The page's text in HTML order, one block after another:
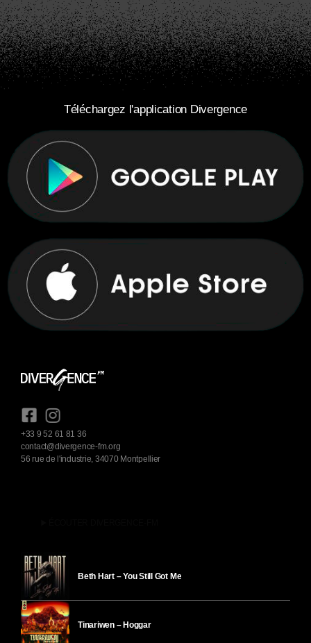
Téléchargez l'application Divergence
+33 9 52 61 81 36
contact@divergence-fm.org
56 rue de l'industrie, 34070 Montpellier
Beth Hart – You Still Got Me
Tinariwen – Hoggar